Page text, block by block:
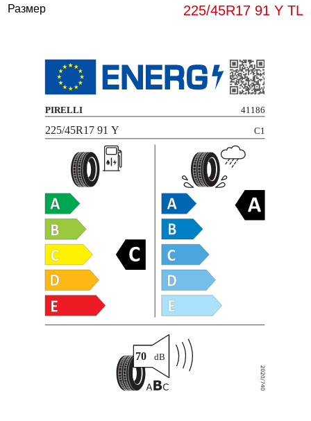
Размер 225/45R17 91 Y TL